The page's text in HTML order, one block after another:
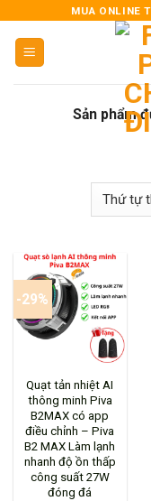
content
MUA ONLINE
Sản phẩm
-29%
Quạt tản nhiệt AI
thông minh Piva
B2MAX có app
điều chỉnh – Piva
B2 MAX Làm lạnh
nhanh độ ồn thấp
công suất 27W
đóng đá